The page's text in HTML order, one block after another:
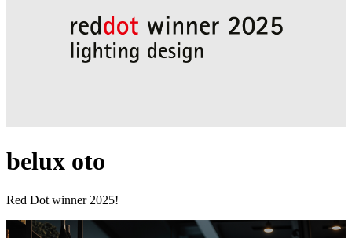
belux oto
Red Dot winner 2025!